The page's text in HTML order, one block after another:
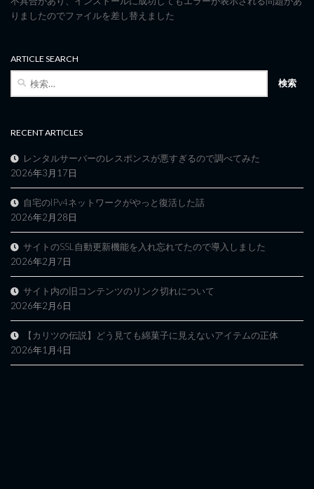
りましたのでファイルを差し替えました
ARTICLE SEARCH
RECENT ARTICLES
レンタルサーバーのレスポンスが悪すぎるので調べてみた
2026年3月17日
自宅のIPv4ネットワークがやっと復活した話
2026年2月28日
サイトのSSL自動更新機能を入れ忘れてたので導入しました
2026年2月7日
サイト内の旧コンテンツのリンク切れについて
2026年2月6日
【カリツの伝説】どう見ても綿菓子に見えないアイテムの正体
2026年1月4日